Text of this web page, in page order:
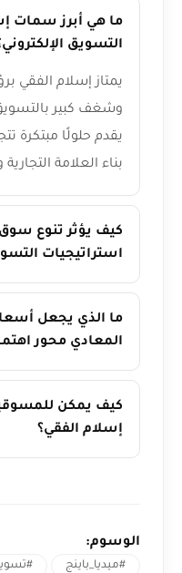
ما هي أبرز سمات
التسويق
يمتاز إسلام الفقي
وشغف كبير
يقدم حلولًا مبتكرة
بناء العلامة
كيف يؤثر تنوع
استراتيجيات
ما الذي يجعل
المعادي محور
كيف يمكن
إسلام الفقي؟
الوسوم:
#ميديا_باينج